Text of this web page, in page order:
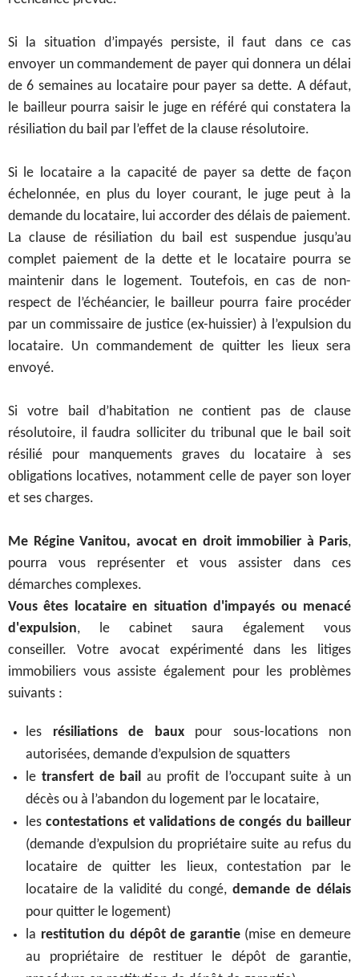
Si la situation d’impayés persiste, il faut dans ce cas
envoyer un commandement de payer qui donnera un délai
de 6 semaines au locataire pour payer sa dette. A défaut,
le bailleur pourra saisir le juge en référé qui constatera la
résiliation du bail par l’effet de la clause résolutoire.
Si le locataire a la capacité de payer sa dette de façon
échelonnée, en plus du loyer courant, le juge peut à la
demande du locataire, lui accorder des délais de paiement.
La clause de résiliation du bail est suspendue jusqu’au
complet paiement de la dette et le locataire pourra se
maintenir dans le logement. Toutefois, en cas de non-
respect de l’échéancier, le bailleur pourra faire procéder
par un commissaire de justice (ex-huissier) à l’expulsion du
locataire. Un commandement de quitter les lieux sera
envoyé.
Si votre bail d’habitation ne contient pas de clause
résolutoire, il faudra solliciter du tribunal que le bail soit
résilié pour manquements graves du locataire à ses
obligations locatives, notamment celle de payer son loyer
et ses charges.
Me Régine Vanitou, avocat en droit immobilier à Paris,
pourra vous représenter et vous assister dans ces
démarches complexes.
Vous êtes locataire en situation d'impayés ou menacé
d'expulsion, le cabinet saura également vous
conseiller. Votre avocat expérimenté dans les litiges
immobiliers vous assiste également pour les problèmes
suivants :
les résiliations de bauxpour sous-locations non
autorisées, demande d’expulsion de squatters
le transfert de bail au profit de l’occupant suite à un
décès ou à l’abandon du logement par le locataire,
lescontestations et validations de congés du bailleur
(demande d’expulsion du propriétaire suite au refus du
locataire de quitter les lieux, contestation par le
locataire de la validité du congé, demande de délais
pour quitter le logement)
la restitution du dépôt de garantie(mise en demeure
au propriétaire de restituer le dépôt de garantie,